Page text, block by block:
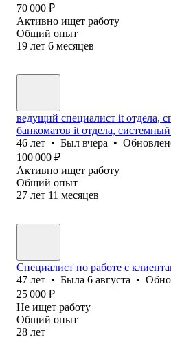
70 000 ₽
Активно ищет работу
Общий опыт
19 лет 6 месяцев
ведущий специалист it отдела,
банкоматов it отдела,
46 лет • Был вчера •
100 000 ₽
Активно ищет работу
Общий опыт
27 лет 11 месяцев
Специалист по работе с
47 лет • Была 6 августа •
25 000 ₽
Не ищет работу
Общий опыт
28 лет